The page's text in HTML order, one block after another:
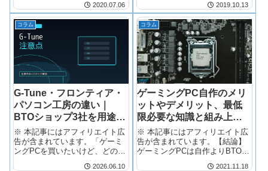
す。本来は事務作業やWeb閲覧
といった一般用途向けですが、
実はこのPCを上手にカスタマイ
ズするだけで、立派なゲーミン
グPC…
2020.07.06 2019.10.13
コラム
G-Tune・フロンティア・
パソコン工房の違い｜
BTOショップ3社を用途別
に比較【2026年版】
※ 本記事にはアフィリエイト広
告が含まれています。「ゲーミ
ングPCを買いたいけど、どのシ
2026.06.10
コラム
ゲーミングPC自作のメリ
ットやデメリット、最低
限必要な知識と組み上げ
時に気をつけたいポイン
ト
※ 本記事にはアフィリエイト広
告が含まれています。【結論】
ゲーミングPCは自作よりBTOが
2021.11.18